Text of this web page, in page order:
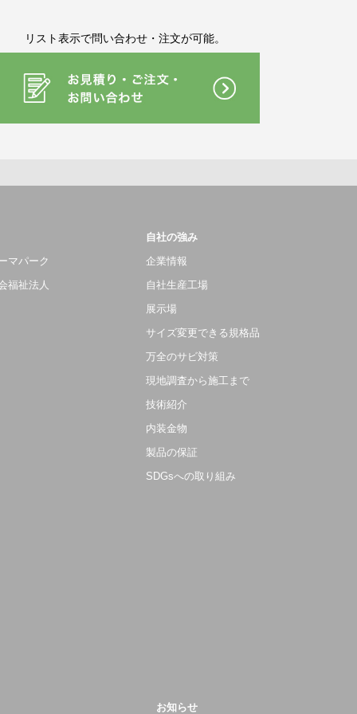
リスト表示で問い合わせ・注文が可能。
マパーク
福祉法人
自社の強み
企業情報
自社生産工場
展示場
サイズ変更できる規格品
万全のサビ対策
現地調査から施工まで
技術紹介
内装金物
製品の保証
SDGsへの取り組み
お知らせ